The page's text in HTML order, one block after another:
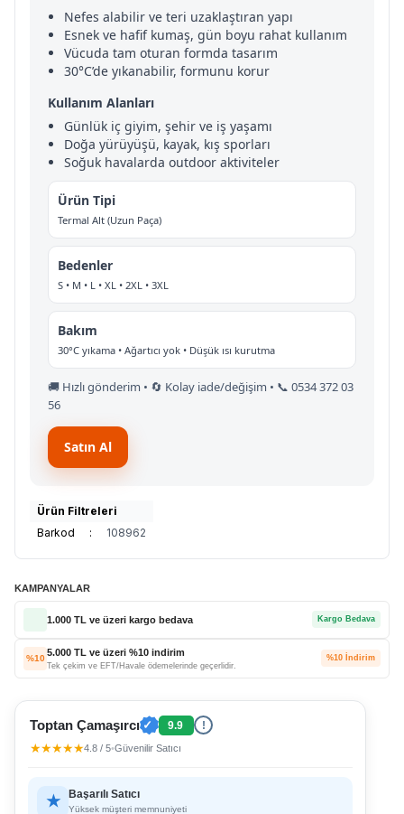
Nefes alabilir ve teri uzaklaştıran yapı
Esnek ve hafif kumaş, gün boyu rahat kullanım
Vücuda tam oturan formda tasarım
30°C’de yıkanabilir, formunu korur
Kullanım Alanları
Günlük iç giyim, şehir ve iş yaşamı
Doğa yürüyüşü, kayak, kış sporları
Soğuk havalarda outdoor aktiviteler
Ürün Tipi
Termal Alt (Uzun Paça)
Bedenler
S • M • L • XL • 2XL • 3XL
Bakım
30°C yıkama • Ağartıcı yok • Düşük ısı kurutma
🚚 Hızlı gönderim • 🔄 Kolay iade/değişim • 📞 0534 372 03
56
Satın Al
Ürün Filtreleri
Barkod
: 108962
KAMPANYALAR
1.000 TL ve üzeri kargo bedava Kargo Bedava
%10
5.000 TL ve üzeri %10 indirim
Tek çekim ve EFT/Havale ödemelerinde geçerlidir.
%10 İndirim
Toptan Çamaşırcı ✓ 9.9 !
★★★★★4.8 / 5•Güvenilir Satıcı
★ Başarılı Satıcı
Yüksek müşteri memnuniyeti